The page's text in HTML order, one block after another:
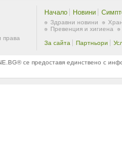
права
Начало Новини
Здравни новини
Превенция и хигиена
За сайта Партньори
се предоставя единствено с